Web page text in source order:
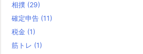
相撲 (29)
確定申告 (11)
税金 (1)
筋トレ (1)